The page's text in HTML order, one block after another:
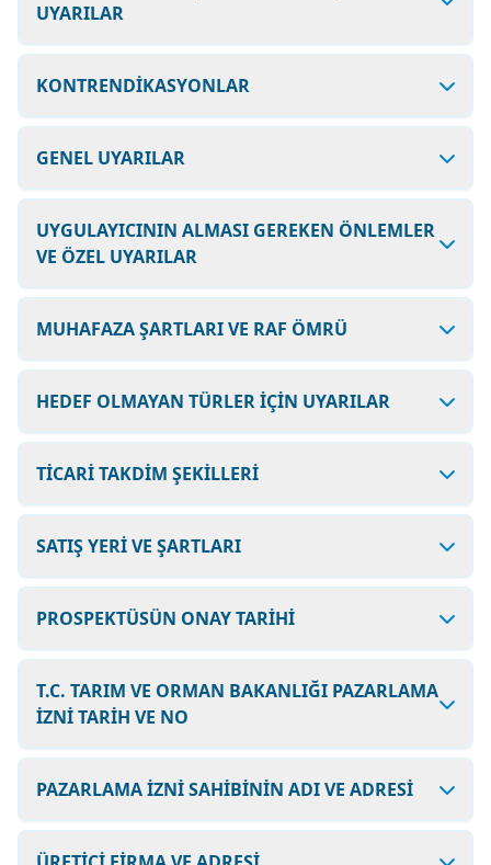
UYARILAR
KONTRENDİKASYONLAR
GENEL UYARILAR
UYGULAYICININ ALMASI GEREKEN ÖNLEMLER
VE ÖZEL UYARILAR
MUHAFAZA ŞARTLARI VE RAF ÖMRÜ
HEDEF OLMAYAN TÜRLER İÇİN UYARILAR
TİCARİ TAKDİM ŞEKİLLERİ
SATIŞ YERİ VE ŞARTLARI
PROSPEKTÜSÜN ONAY TARİHİ
T.C. TARIM VE ORMAN BAKANLIĞI PAZARLAMA
İZNİ TARİH VE NO
PAZARLAMA İZNİ SAHİBİNİN ADI VE ADRESİ